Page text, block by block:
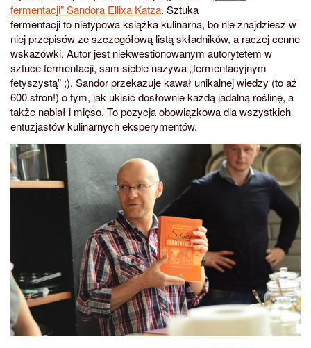
fermentacji” Sandora Ellixa Katza. Sztuka
fermentacji to nietypowa książka kulinarna, bo nie znajdziesz w
niej przepisów ze szczegółową listą składników, a raczej cenne
wskazówki. Autor jest niekwestionowanym autorytetem w
sztuce fermentacji, sam siebie nazywa „fermentacyjnym
fetyszystą” ;). Sandor przekazuje kawał unikalnej wiedzy (to aż
600 stron!) o tym, jak ukisić dosłownie każdą jadalną roślinę, a
także nabiał i mięso. To pozycja obowiązkowa dla wszystkich
entuzjastów kulinarnych eksperymentów.